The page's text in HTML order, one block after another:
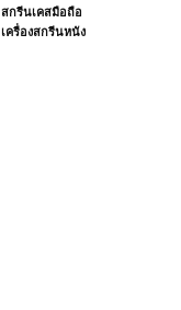
สกรีนเคสมือถือ
เครื่องสกรีนหนัง